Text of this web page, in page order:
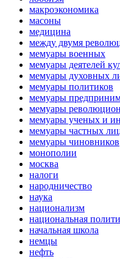
макроэкономика
масоны
медицина
между двумя
мемуары военных
мемуары деятелей
мемуары духовных
мемуары политиков
мемуары
мемуары
мемуары ученых и
мемуары частных
мемуары чиновников
монополии
москва
налоги
народничество
наука
национализм
национальная
начальная школа
немцы
нефть